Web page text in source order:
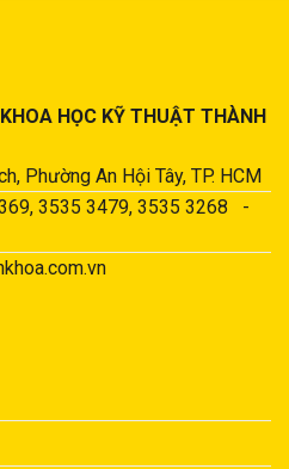
HỌC KỸ THUẬT THÀNH
Phường An Hội Tây, TP. HCM
3535 3479, 3535 3268 -